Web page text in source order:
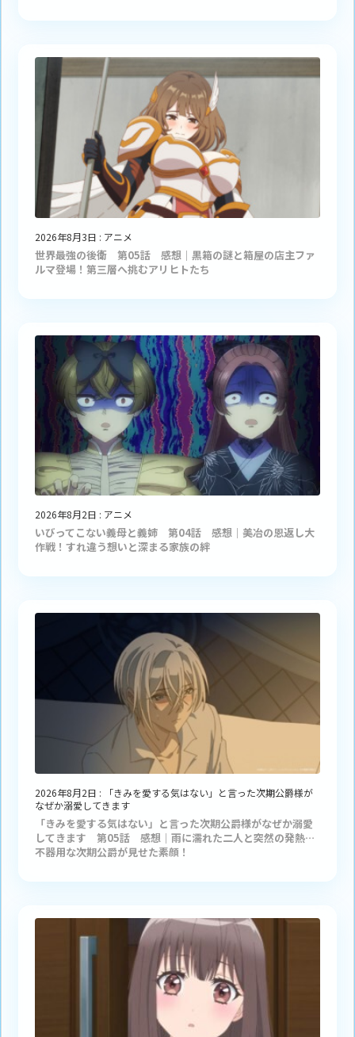
2026年8月3日 : アニメ
世界最強の後衛 第05話 感想｜黒箱の謎と箱屋の店主ファ
ルマ登場！第三層へ挑むアリヒトたち
2026年8月2日 : アニメ
いびってこない義母と義姉 第04話 感想｜美冶の恩返し大
作戦！すれ違う想いと深まる家族の絆
2026年8月2日 :
「きみを愛する気はない」と言った次期公爵様が
なぜか溺愛してきます
「きみを愛する気はない」と言った次期公爵様がなぜか溺愛
してきます 第05話 感想｜雨に濡れた二人と突然の発熱…
不器用な次期公爵が見せた素顔！